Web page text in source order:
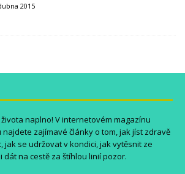
2015
naplno! V internetovém magazínu
najdete zajímavé články o tom, jak jíst zdravě
jak se udržovat v kondici, jak vytěsnit ze
dát na cestě za štíhlou linií pozor.